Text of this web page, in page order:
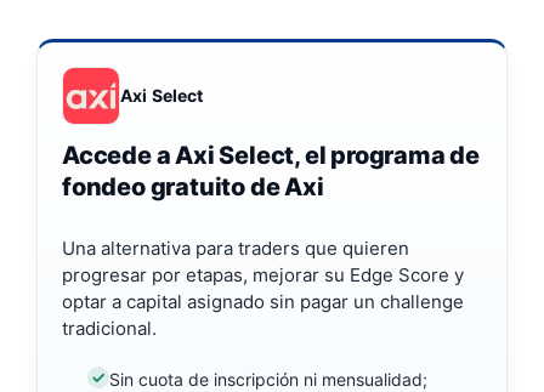
Axi Select
Accede a Axi Select, el programa de
fondeo gratuito de Axi
Una alternativa para traders que quieren
progresar por etapas, mejorar su Edge Score y
optar a capital asignado sin pagar un challenge
tradicional.
Sin cuota de inscripción ni mensualidad;